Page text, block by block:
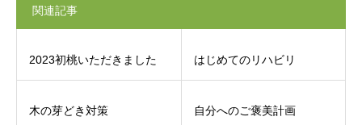
関連記事
2023初桃いただきました はじめてのリハビリ
木の芽どき対策 自分へのご褒美計画